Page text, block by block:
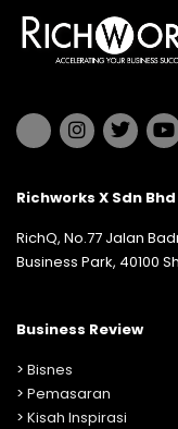
Richworks X Sdn Bhd
RichQ, No.77 Jalan
Business Park, 40100
Business Review
> Bisnes
> Pemasaran
> Kisah Inspirasi